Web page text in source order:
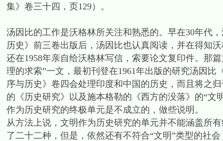
集》卷三十四，页129）。
汤因比的工作是沃格林所关注和熟悉的。早在30年代
历史》前三卷出版后，汤因比也认真阅读，并在得知
还在1958年亲自给沃格林写信，索要论文复印件。那
理的求索”一文，最初刊登在1961年出版的研究汤因
序与历史》卷四会处理印度和中国的历史，而且将之
的《历史研究》以及施本格勒的《西方的没落》的“
作为历史研究的终极单元是不成立的，做些说明。
从方法上说，文明作为历史研究的单元并不能涵盖所
了二十二种，但是，依然还有不符合“文明”类型的社